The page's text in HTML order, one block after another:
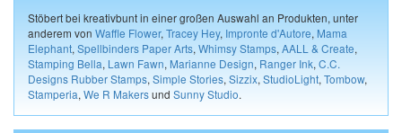
Stöbert bei kreativbunt in einer großen Auswahl an Produkten, unter
anderem von Waffle Flower, Tracey Hey, Impronte d'Autore, Mama
Elephant, Spellbinders Paper Arts, Whimsy Stamps, AALL & Create,
Stamping Bella, Lawn Fawn, Marianne Design, Ranger Ink, C.C.
Designs Rubber Stamps, Simple Stories, Sizzix, StudioLight, Tombow,
Stamperia, We R Makersund Sunny Studio.